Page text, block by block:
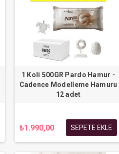
1 Koli 500GR Pardo Hamur -
Cadence Modelleme Hamuru
12 adet
₺1.990,00 SEPETE EKLE